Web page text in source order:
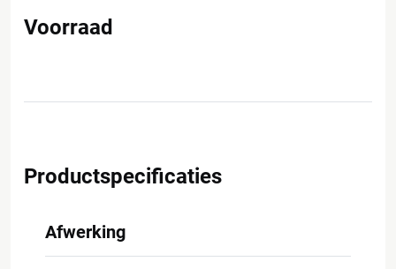
Voorraad
Productspecificaties
Afwerking